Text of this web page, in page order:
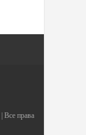
| Все права